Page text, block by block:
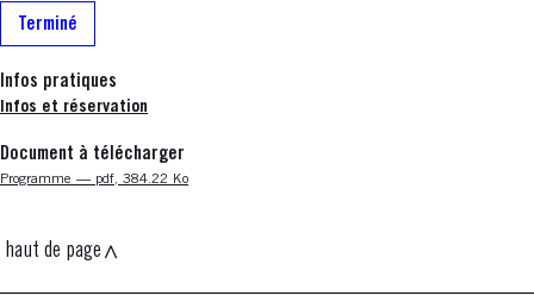
Terminé
Infos pratiques
Infos et réservation
Document à télécharger
Nouvelle fenêtre
Programme — pdf, 384.22 Ko
haut de page